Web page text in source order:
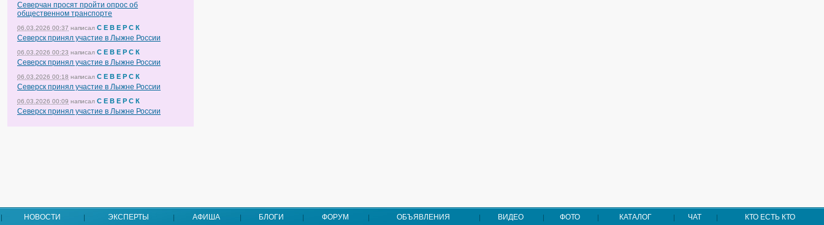
Северчан просят пройти опрос об
общественном транспорте
06.03.2026 00:37 написал С Е В Е Р С К
Северск принял участие в Лыжне России
06.03.2026 00:23 написал С Е В Е Р С К
Северск принял участие в Лыжне России
06.03.2026 00:18 написал С Е В Е Р С К
Северск принял участие в Лыжне России
06.03.2026 00:09 написал С Е В Е Р С К
Северск принял участие в Лыжне России
НОВОСТИ ЭКСПЕРТЫ АФИША БЛОГИ ФОРУМ ОБЪЯВЛЕНИЯ ВИДЕО ФОТО КАТАЛОГ ЧАТ КТО ЕСТЬ КТО